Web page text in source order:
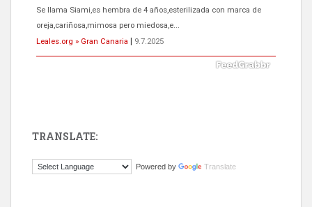
El ayuntamiento se va a llevar a Los Gatos callejeros de la zona los
próximos días, ella incluida...
Leales.org » Gran Canaria
9.7.2025
Este gato macho ha aparecido en la calle hace menos de un mes,
TRANSLATE:
Powered by Translate